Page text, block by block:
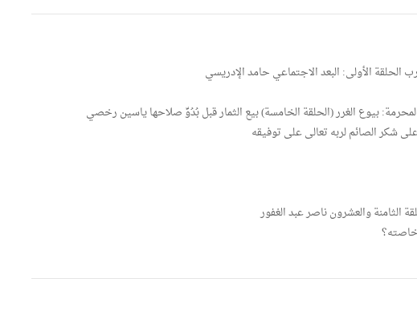
الحلقة الأولى: البعد الاجتماعي حامد الإدريسي
بيوع الغرر (الحلقة الخامسة) بيع الثمار قبل بُدُوِّ صلاحها ياسين رخصي
الصائم لربه تعالى على توفيقه
الثامنة والعشرون ناصر عبد الغفور